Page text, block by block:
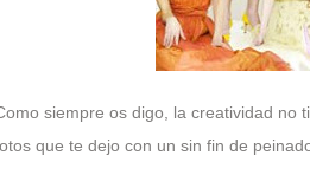
siempre os digo, la creatividad no
que te dejo con un sin fin de